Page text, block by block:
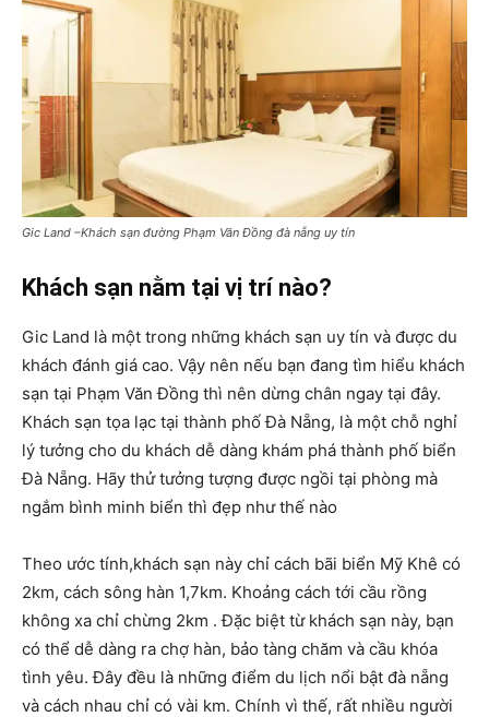
Gic Land –Khách sạn đường Phạm Văn Đồng đà nẵng uy tín
Khách sạn nằm tại vị trí nào?
Gic Land là một trong những khách sạn uy tín và được du
khách đánh giá cao. Vậy nên nếu bạn đang tìm hiểu khách
sạn tại Phạm Văn Đồng thì nên dừng chân ngay tại đây.
Khách sạn tọa lạc tại thành phố Đà Nẵng, là một chỗ nghỉ
lý tưởng cho du khách dễ dàng khám phá thành phố biển
Đà Nẵng. Hãy thử tưởng tượng được ngồi tại phòng mà
ngắm bình minh biển thì đẹp như thế nào
Theo ước tính,khách sạn này chỉ cách bãi biển Mỹ Khê có
2km, cách sông hàn 1,7km. Khoảng cách tới cầu rồng
không xa chỉ chừng 2km . Đặc biệt từ khách sạn này, bạn
có thể dễ dàng ra chợ hàn, bảo tàng chăm và cầu khóa
tình yêu. Đây đều là những điểm du lịch nổi bật đà nẵng
và cách nhau chỉ có vài km. Chính vì thế, rất nhiều người